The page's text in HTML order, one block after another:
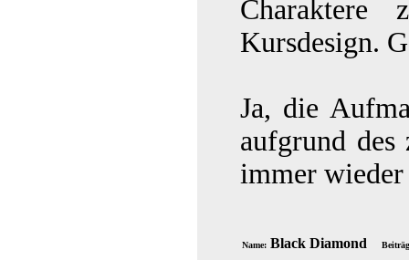
Charaktere
Kursdesign.
Ja, die
aufgrund des
immer wieder
Name: Black Diamond